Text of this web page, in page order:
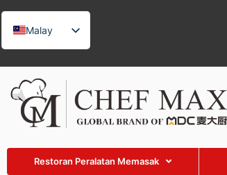
Malay
English
German
French
Spanish
Arabic
Restoran Peralatan Memasak